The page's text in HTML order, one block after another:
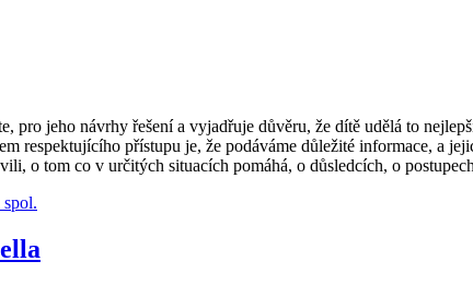
pro jeho návrhy řešení a vyjadřuje důvěru, že dítě udělá to
respektujícího přístupu je, že podáváme důležité informace, a
o tom co v určitých situacích pomáhá, o důsledcích, o